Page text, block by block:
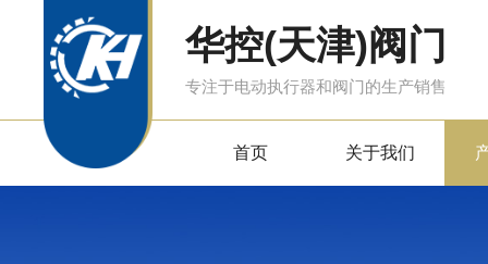
华控(天津)阀门
专注于电动执行器和阀门的生产销售
首页 关于我们